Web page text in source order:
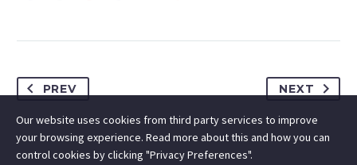
PREV NEXT
Our website uses cookies from third party services to improve
your browsing experience. Read more about this and how you can
control cookies by clicking "Privacy Preferences".